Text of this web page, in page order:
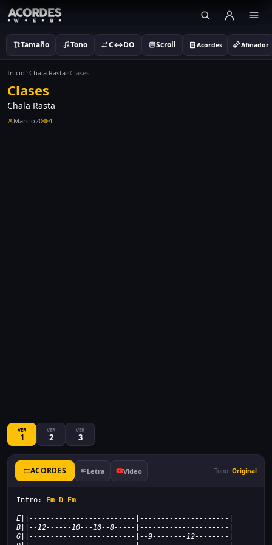
Tamaño Tono C↔DO Scroll Acordes Afinador
Inicio Chala Rasta Clases
Clases
Chala Rasta
Marcio20 4
VER
1
VER
2
VER
3
ACORDES Letra Video Tono: Original
Intro: Em D Em
E||-------------------------|---------------------|
B||--12------10---10--8-----|---------------------|
G||-------------------------|--9--------12--------|